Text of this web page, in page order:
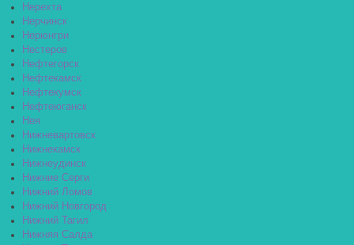
Нерехта
Нерчинск
Нерюнгри
Нестеров
Нефтегорск
Нефтекамск
Нефтекумск
Нефтеюганск
Нея
Нижневартовск
Нижнекамск
Нижнеудинск
Нижние Серги
Нижний Ломов
Нижний Новгород
Нижний Тагил
Нижняя Салда